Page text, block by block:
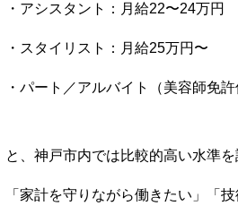
・アシスタント：月給22〜24万円
・スタイリスト：月給25万円〜
・パート／アルバイト（美容師免
と、神戸市内では比較的高い水準を
「家計を守りながら働きたい」「